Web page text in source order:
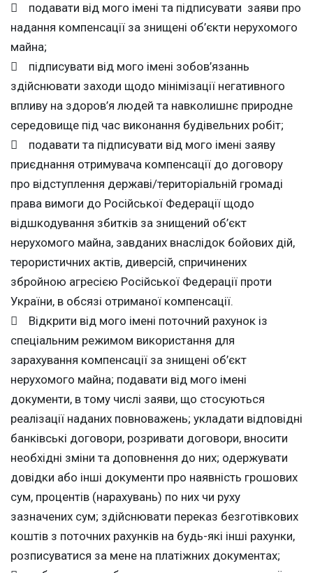
 подавати від мого імені та підписувати заяви про
надання компенсації за знищені об’єкти нерухомого
майна;
 підписувати від мого імені зобов’язаннь
здійснювати заходи щодо мінімізації негативного
впливу на здоров’я людей та навколишнє природне
середовище під час виконання будівельних робіт;
 подавати та підписувати від мого імені заяву
приєднання отримувача компенсації до договору
про відступлення державі/територіальній громаді
права вимоги до Російської Федерації щодо
відшкодування збитків за знищений об’єкт
нерухомого майна, завданих внаслідок бойових дій,
терористичних актів, диверсій, спричинених
збройною агресією Російської Федерації проти
України, в обсязі отриманої компенсації.
 Відкрити від мого імені поточний рахунок із
спеціальним режимом використання для
зарахування компенсації за знищені об’єкт
нерухомого майна; подавати від мого імені
документи, в тому числі заяви, що стосуються
реалізації наданих повноважень; укладати відповідні
банківські договори, розривати договори, вносити
необхідні зміни та доповнення до них; одержувати
довідки або інші документи про наявність грошових
сум, процентів (нарахувань) по них чи руху
зазначених сум; здійснювати переказ безготівкових
коштів з поточних рахунків на будь-які інші рахунки,
розписуватися за мене на платіжних документах;